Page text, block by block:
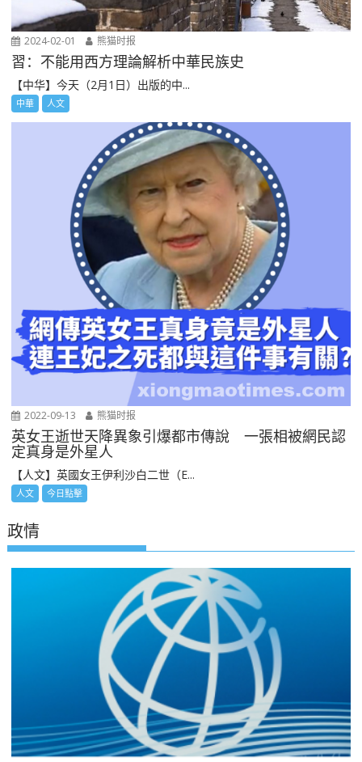
2024-02-01 熊猫时报
習：不能用西方理論解析中華民族史
【中华】今天（2月1日）出版的中...
中華 人文
2022-09-13 熊猫时报
英女王逝世天降異象引爆都市傳說 一張相被網民認
定真身是外星人
【人文】英國女王伊利沙白二世（E...
人文 今日點擊
政情